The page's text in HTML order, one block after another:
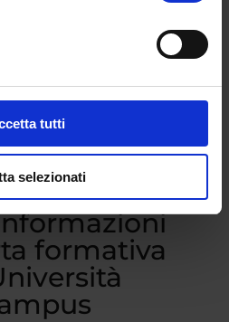
tutti
selezionati
il form e
formativa